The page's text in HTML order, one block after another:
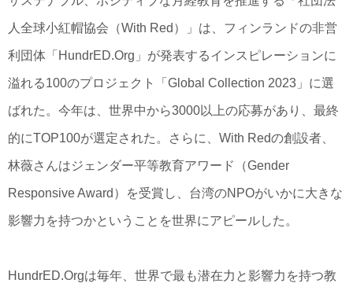
人全球小紅帽協会（With Red）」は、フィンランドの非営
利団体「HundrED.Org」が発表するインスピレーションに
溢れる100のプロジェクト「Global Collection 2023」に選
ばれた。今年は、世界中から3000以上の応募があり、最終
的にTOP100が選定された。さらに、With Redの創設者、
林薇さんはジェンダー平等教育アワード（Gender
Responsive Award）を受賞し、台湾のNPOがいかに大きな
影響力を持つかということを世界にアピールした。
HundrED.Orgは毎年、世界で最も潜在力と影響力を持つ教